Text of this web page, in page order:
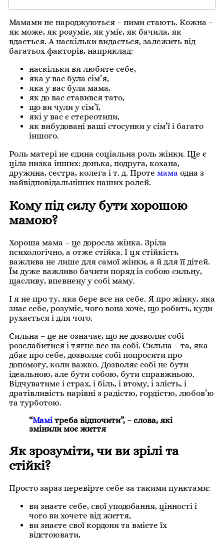
Мамами не народжуються – ними стають. Кожна –
як може, як розуміє, як уміє, як бачила, як
вдається. А наскільки видається, залежить від
багатьох факторів, наприклад:
наскільки ви любите себе,
яка у вас була сім’я,
яка у вас була мама,
як до вас ставився тато,
що ви чули у сім’ї,
які у вас є стереотипи,
як вибудовані ваші стосунки у сім’ї і багато
іншого.
Роль матері не єдина соціальна роль жінки. Ще є
ціла низка інших: донька, подруга, кохана,
дружина, сестра, колега і т. д. Проте мама одна з
найвідповідальніших наших ролей.
Кому під силу бути хорошою
мамою?
Хороша мама – це доросла жінка. Зріла
психологічно, а отже стійка. І ця стійкість
важлива не лише для самої жінки, а й для її дітей.
Їм дуже важливо бачити поряд із собою сильну,
щасливу, впевнену у собі маму.
І я не про ту, яка бере все на себе. Я про жінку, яка
знає себе, розуміє, чого вона хоче, що робить, куди
рухається і для чого.
Сильна – це не означає, що не дозволяє собі
розслабитися і тягне все на собі. Сильна – та, яка
дбає про себе, дозволяє собі попросити про
допомогу, коли важко. Дозволяє собі не бути
ідеальною, але бути собою, бути справжньою.
Відчуватиме і страх, і біль, і втому, і злість, і
дратівливість нарівні з радістю, гордістю, любов’ю
та турботою.
“Мамі треба відпочити”, – слова, які
змінили моє життя
Як зрозуміти, чи ви зрілі та
стійкі?
Просто зараз перевірте себе за такими пунктами:
ви знаєте себе, свої уподобання, цінності і
чого ви хочете від життя,
ви знаєте свої кордони та вмієте їх
відстоювати,